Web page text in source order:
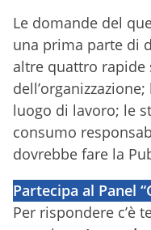
Le domande del
una prima parte di
altre quattro rapide
luogo di lavoro; le
consumo
dovrebbe fare la
Partecipa al Panel
Per rispondere c’è